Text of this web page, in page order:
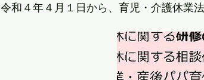
令和４年４月１日から、育児・介護休業